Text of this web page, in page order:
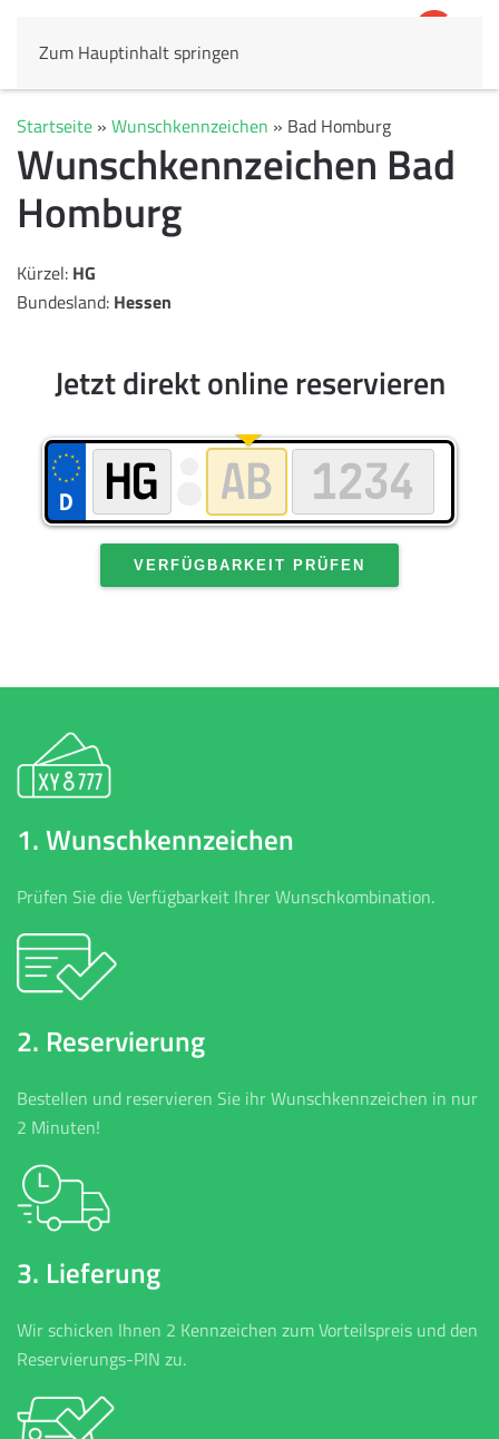
Zum Hauptinhalt springen
Startseite » Wunschkennzeichen » Bad Homburg
Wunschkennzeichen Bad
Homburg
Kürzel: HG
Bundesland: Hessen
Jetzt direkt online reservieren
VERFÜGBARKEIT PRÜFEN
1. Wunschkennzeichen
Prüfen Sie die Verfügbarkeit Ihrer Wunschkombination.
2. Reservierung
Bestellen und reservieren Sie ihr Wunschkennzeichen in nur
2 Minuten!
3. Lieferung
Wir schicken Ihnen 2 Kennzeichen zum Vorteilspreis und den
Reservierungs-PIN zu.